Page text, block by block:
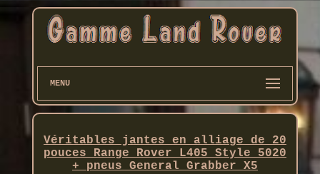
MENU
Véritables jantes en alliage de 20
pouces Range Rover L405 Style 5020
+ pneus General Grabber X5